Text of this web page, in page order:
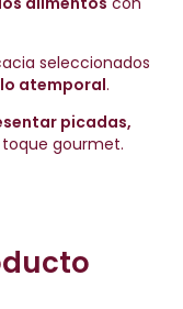
seleccionados
atemporal.
picadas,
gourmet.